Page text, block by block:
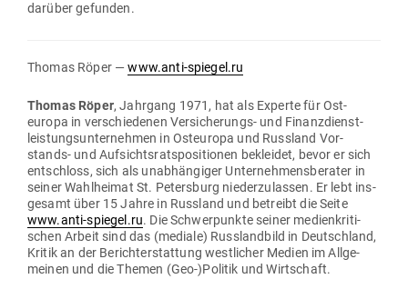
darüber gefunden.
Thomas Röper —www.anti-spiegel.ru
Thomas Röper, Jahrgang 1971, hat als Experte für Ost­
europa in ver­schie­denen Ver­si­che­rungs- und Finanz­dienst­
leis­tungs­un­ter­nehmen in Ost­europa und Russland Vor­
stands- und Auf­sichts­rats­po­si­tionen bekleidet, bevor er sich
ent­schloss, sich als unab­hän­giger Unter­neh­mens­be­rater in
seiner Wahl­heimat St. Petersburg nie­der­zu­lassen. Er lebt ins­
gesamt über 15 Jahre in Russland und betreibt die Seite
www.anti-spiegel.ru. Die Schwer­punkte seiner medi­en­kri­ti­
schen Arbeit sind das (mediale) Russ­landbild in Deutschland,
Kritik an der Bericht­erstattung west­licher Medien im All­ge­
meinen und die Themen (Geo-)Politik und Wirtschaft.